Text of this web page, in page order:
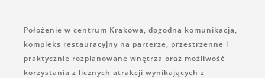
Położenie w centrum Krakowa, dogodna komunikacja,
kompleks restauracyjny na parterze, przestrzenne i
praktycznie rozplanowane wnętrza oraz możliwość
korzystania z licznych atrakcji wynikających z